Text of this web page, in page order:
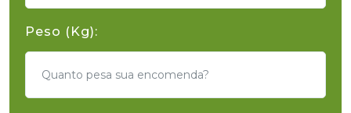
Peso (Kg):